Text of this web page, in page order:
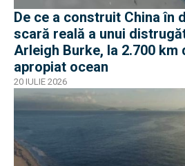
De ce a construit China în
scară reală a unui
Arleigh Burke, la 2.700 km
apropiat ocean
20 IULIE 2026